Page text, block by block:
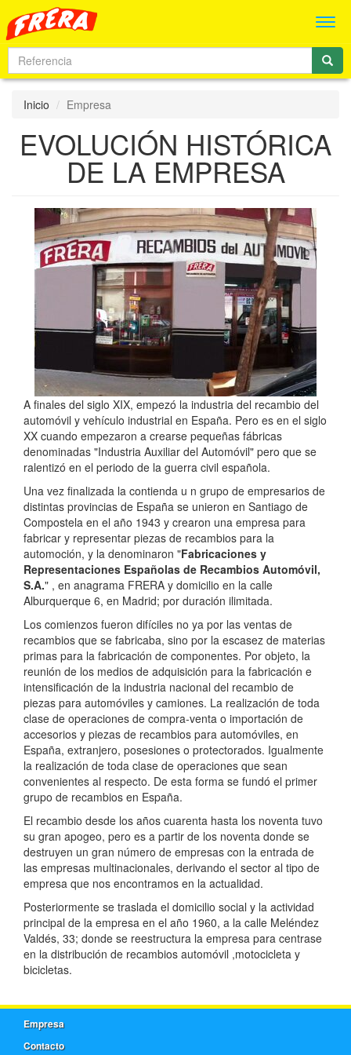
Inicio Empresa
EVOLUCIÓN HISTÓRICA
DE LA EMPRESA
A finales del siglo XIX, empezó la industria del recambio del
automóvil y vehículo industrial en España. Pero es en el siglo
XX cuando empezaron a crearse pequeñas fábricas
denominadas "Industria Auxiliar del Automóvil" pero que se
ralentizó en el periodo de la guerra civil española.
Una vez finalizada la contienda u n grupo de empresarios de
distintas provincias de España se unieron en Santiago de
Compostela en el año 1943 y crearon una empresa para
fabricar y representar piezas de recambios para la
automoción, y la denominaron "Fabricaciones y
Representaciones Españolas de Recambios Automóvil,
S.A." , en anagrama FRERA y domicilio en la calle
Alburquerque 6, en Madrid; por duración ilimitada.
Los comienzos fueron difíciles no ya por las ventas de
recambios que se fabricaba, sino por la escasez de materias
primas para la fabricación de componentes. Por objeto, la
reunión de los medios de adquisición para la fabricación e
intensificación de la industria nacional del recambio de
piezas para automóviles y camiones. La realización de toda
clase de operaciones de compra-venta o importación de
accesorios y piezas de recambios para automóviles, en
España, extranjero, posesiones o protectorados. Igualmente
la realización de toda clase de operaciones que sean
convenientes al respecto. De esta forma se fundó el primer
grupo de recambios en España.
El recambio desde los años cuarenta hasta los noventa tuvo
su gran apogeo, pero es a partir de los noventa donde se
destruyen un gran número de empresas con la entrada de
las empresas multinacionales, derivando el sector al tipo de
empresa que nos encontramos en la actualidad.
Posteriormente se traslada el domicilio social y la actividad
principal de la empresa en el año 1960, a la calle Meléndez
Valdés, 33; donde se reestructura la empresa para centrase
en la distribución de recambios automóvil ,motocicleta y
bicicletas.
Empresa
Contacto